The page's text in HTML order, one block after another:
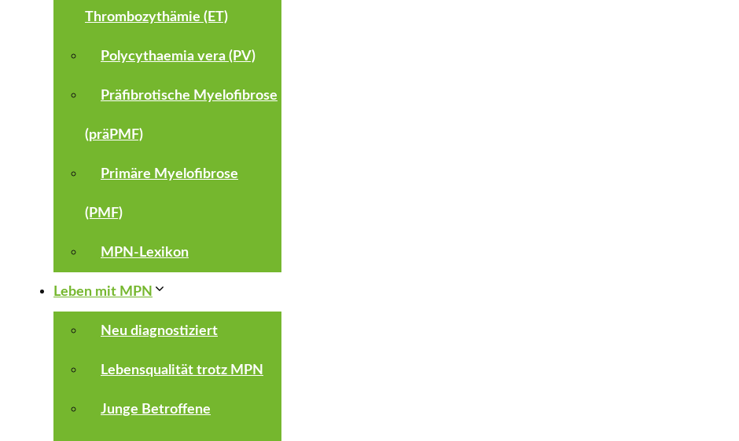
Thrombozythämie (ET)
Polycythaemia vera (PV)
Präfibrotische Myelofibrose
(präPMF)
Primäre Myelofibrose
(PMF)
MPN-Lexikon
Leben mit MPN
Neu diagnostiziert
Lebensqualität trotz MPN
Junge Betroffene